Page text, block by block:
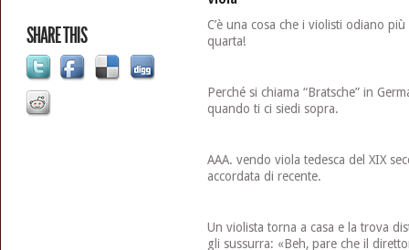
SHARE THIS
C’è una cosa che i violisti odiano
quarta!
Perché si chiama “Bratsche” in
quando ti ci siedi sopra.
AAA. vendo viola tedesca del XIX
accordata di recente.
Un violista torna a casa e la trova
gli sussurra: «Beh, pare che il